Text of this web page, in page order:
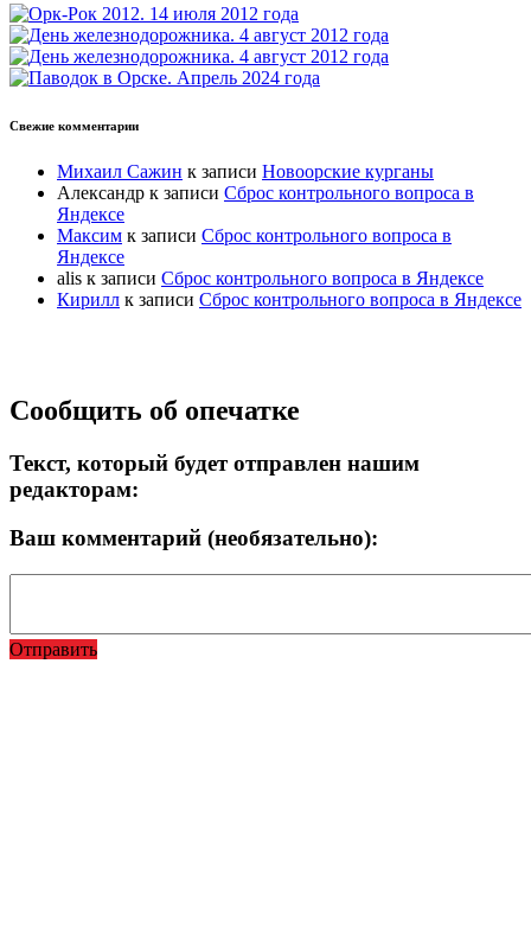
Свежие комментарии
Михаил Сажин к записи Новоорские курганы
Александр к записи Сброс контрольного вопроса в
Яндексе
Максим к записи Сброс контрольного вопроса в
Яндексе
alis к записи Сброс контрольного вопроса в Яндексе
Кирилл к записи Сброс контрольного вопроса в Яндексе
Прокрутка
вверх
Сообщить об опечатке
Текст, который будет отправлен нашим
редакторам:
Ваш комментарий (необязательно):
Отправить